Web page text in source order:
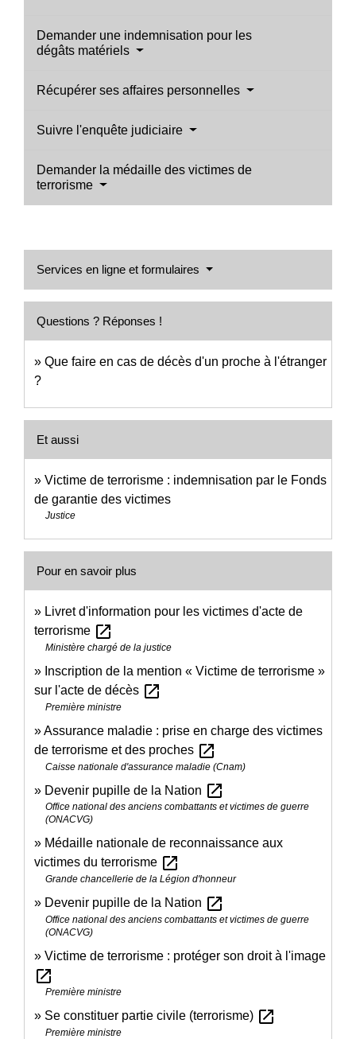
Demander une indemnisation pour les
dégâts matériels
Récupérer ses affaires personnelles
Suivre l'enquête judiciaire
Demander la médaille des victimes de
terrorisme
Services en ligne et formulaires
Questions ? Réponses !
Que faire en cas de décès d'un proche à l'étranger
?
Et aussi
Victime de terrorisme : indemnisation par le Fonds
de garantie des victimes
Justice
Pour en savoir plus
Livret d'information pour les victimes d'acte de
terrorisme open_in_new
Ministère chargé de la justice
Inscription de la mention « Victime de terrorisme »
sur l'acte de décès open_in_new
Première ministre
Assurance maladie : prise en charge des victimes
de terrorisme et des proches open_in_new
Caisse nationale d'assurance maladie (Cnam)
Devenir pupille de la Nation open_in_new
Office national des anciens combattants et victimes de guerre
(ONACVG)
Médaille nationale de reconnaissance aux
victimes du terrorisme open_in_new
Grande chancellerie de la Légion d'honneur
Devenir pupille de la Nation open_in_new
Office national des anciens combattants et victimes de guerre
(ONACVG)
Victime de terrorisme : protéger son droit à l'image
open_in_new
Première ministre
Se constituer partie civile (terrorisme) open_in_new
Première ministre